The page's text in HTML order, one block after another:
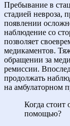
Пребывание в
стадией невроза,
появлении
наблюдение со
позволяет
медикаментов.
обращении за
ремиссии.
продолжать
на амбулаторном
Когда стоит
помощью?